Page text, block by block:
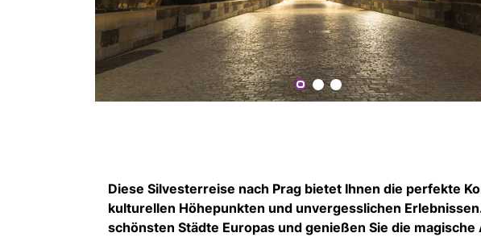
Diese Silvesterreise nach Prag bietet Ihnen die perfekte
kulturellen Höhepunkten und unvergesslichen
schönsten Städte Europas und genießen Sie die